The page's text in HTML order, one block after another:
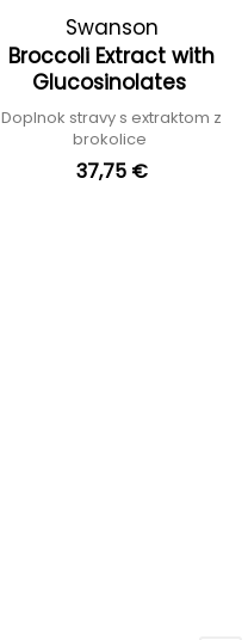
Swanson
Broccoli Extract with
Glucosinolates
Doplnok stravy s extraktom z
brokolice
37,75 €